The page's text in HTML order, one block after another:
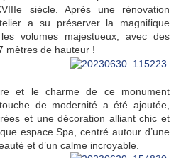
siècle. Après une rénovation
a su préserver la magnifique
volumes majestueux, avec des
mètres de hauteur !
et le charme de ce monument
de modernité a été ajoutée,
et une décoration alliant chic et
espace Spa, centré autour d’une
et d’un calme incroyable.